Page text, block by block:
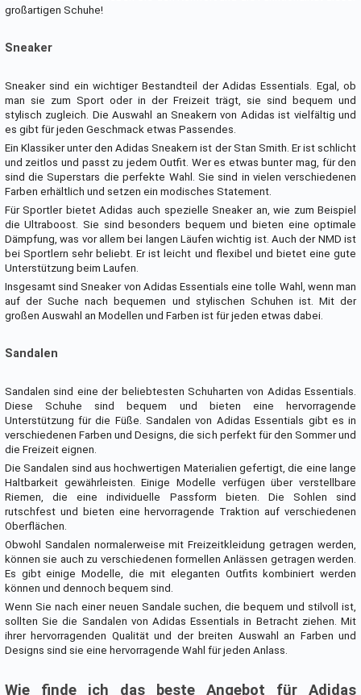
großartigen Schuhe!
Sneaker
Sneaker sind ein wichtiger Bestandteil der Adidas Essentials. Egal, ob
man sie zum Sport oder in der Freizeit trägt, sie sind bequem und
stylisch zugleich. Die Auswahl an Sneakern von Adidas ist vielfältig und
es gibt für jeden Geschmack etwas Passendes.
Ein Klassiker unter den Adidas Sneakern ist der Stan Smith. Er ist schlicht
und zeitlos und passt zu jedem Outfit. Wer es etwas bunter mag, für den
sind die Superstars die perfekte Wahl. Sie sind in vielen verschiedenen
Farben erhältlich und setzen ein modisches Statement.
Für Sportler bietet Adidas auch spezielle Sneaker an, wie zum Beispiel
die Ultraboost. Sie sind besonders bequem und bieten eine optimale
Dämpfung, was vor allem bei langen Läufen wichtig ist. Auch der NMD ist
bei Sportlern sehr beliebt. Er ist leicht und flexibel und bietet eine gute
Unterstützung beim Laufen.
Insgesamt sind Sneaker von Adidas Essentials eine tolle Wahl, wenn man
auf der Suche nach bequemen und stylischen Schuhen ist. Mit der
großen Auswahl an Modellen und Farben ist für jeden etwas dabei.
Sandalen
Sandalen sind eine der beliebtesten Schuharten von Adidas Essentials.
Diese Schuhe sind bequem und bieten eine hervorragende
Unterstützung für die Füße. Sandalen von Adidas Essentials gibt es in
verschiedenen Farben und Designs, die sich perfekt für den Sommer und
die Freizeit eignen.
Die Sandalen sind aus hochwertigen Materialien gefertigt, die eine lange
Haltbarkeit gewährleisten. Einige Modelle verfügen über verstellbare
Riemen, die eine individuelle Passform bieten. Die Sohlen sind
rutschfest und bieten eine hervorragende Traktion auf verschiedenen
Oberflächen.
Obwohl Sandalen normalerweise mit Freizeitkleidung getragen werden,
können sie auch zu verschiedenen formellen Anlässen getragen werden.
Es gibt einige Modelle, die mit eleganten Outfits kombiniert werden
können und dennoch bequem sind.
Wenn Sie nach einer neuen Sandale suchen, die bequem und stilvoll ist,
sollten Sie die Sandalen von Adidas Essentials in Betracht ziehen. Mit
ihrer hervorragenden Qualität und der breiten Auswahl an Farben und
Designs sind sie eine hervorragende Wahl für jeden Anlass.
Wie finde ich das beste Angebot für Adidas